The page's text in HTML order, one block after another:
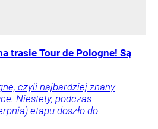
trasie Tour de Pologne! Są
czyli najbardziej znany
Niestety, podczas
etapu doszło do